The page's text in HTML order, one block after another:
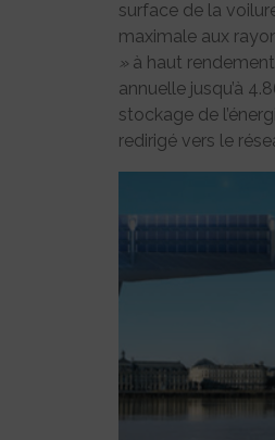
surface de la
maximale aux
» à haut
annuelle jusqu’à
stockage de
redirigé vers le